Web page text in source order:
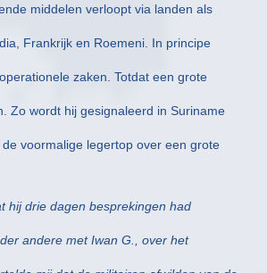
middelen verloopt via landen als
Frankrijk en Roemeni. In principe
zaken. Totdat een grote
Zo wordt hij gesignaleerd in Suriname
voormalige legertop over een grote
hij drie dagen besprekingen had
andere met Iwan G., over het